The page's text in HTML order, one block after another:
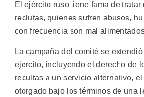
El ejército ruso tiene fama de tratar
reclutas, quienes sufren abusos,
con frecuencia son mal
La campaña del comité se extendió
ejército, incluyendo el derecho de
recultas a un servicio alternativo,
otorgado bajo los términos de una